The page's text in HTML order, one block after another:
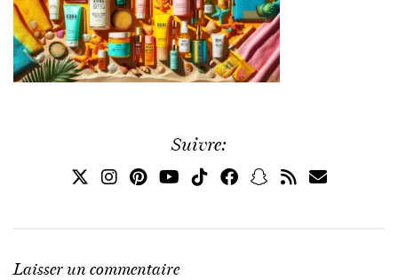
Suivre:
Laisser un commentaire